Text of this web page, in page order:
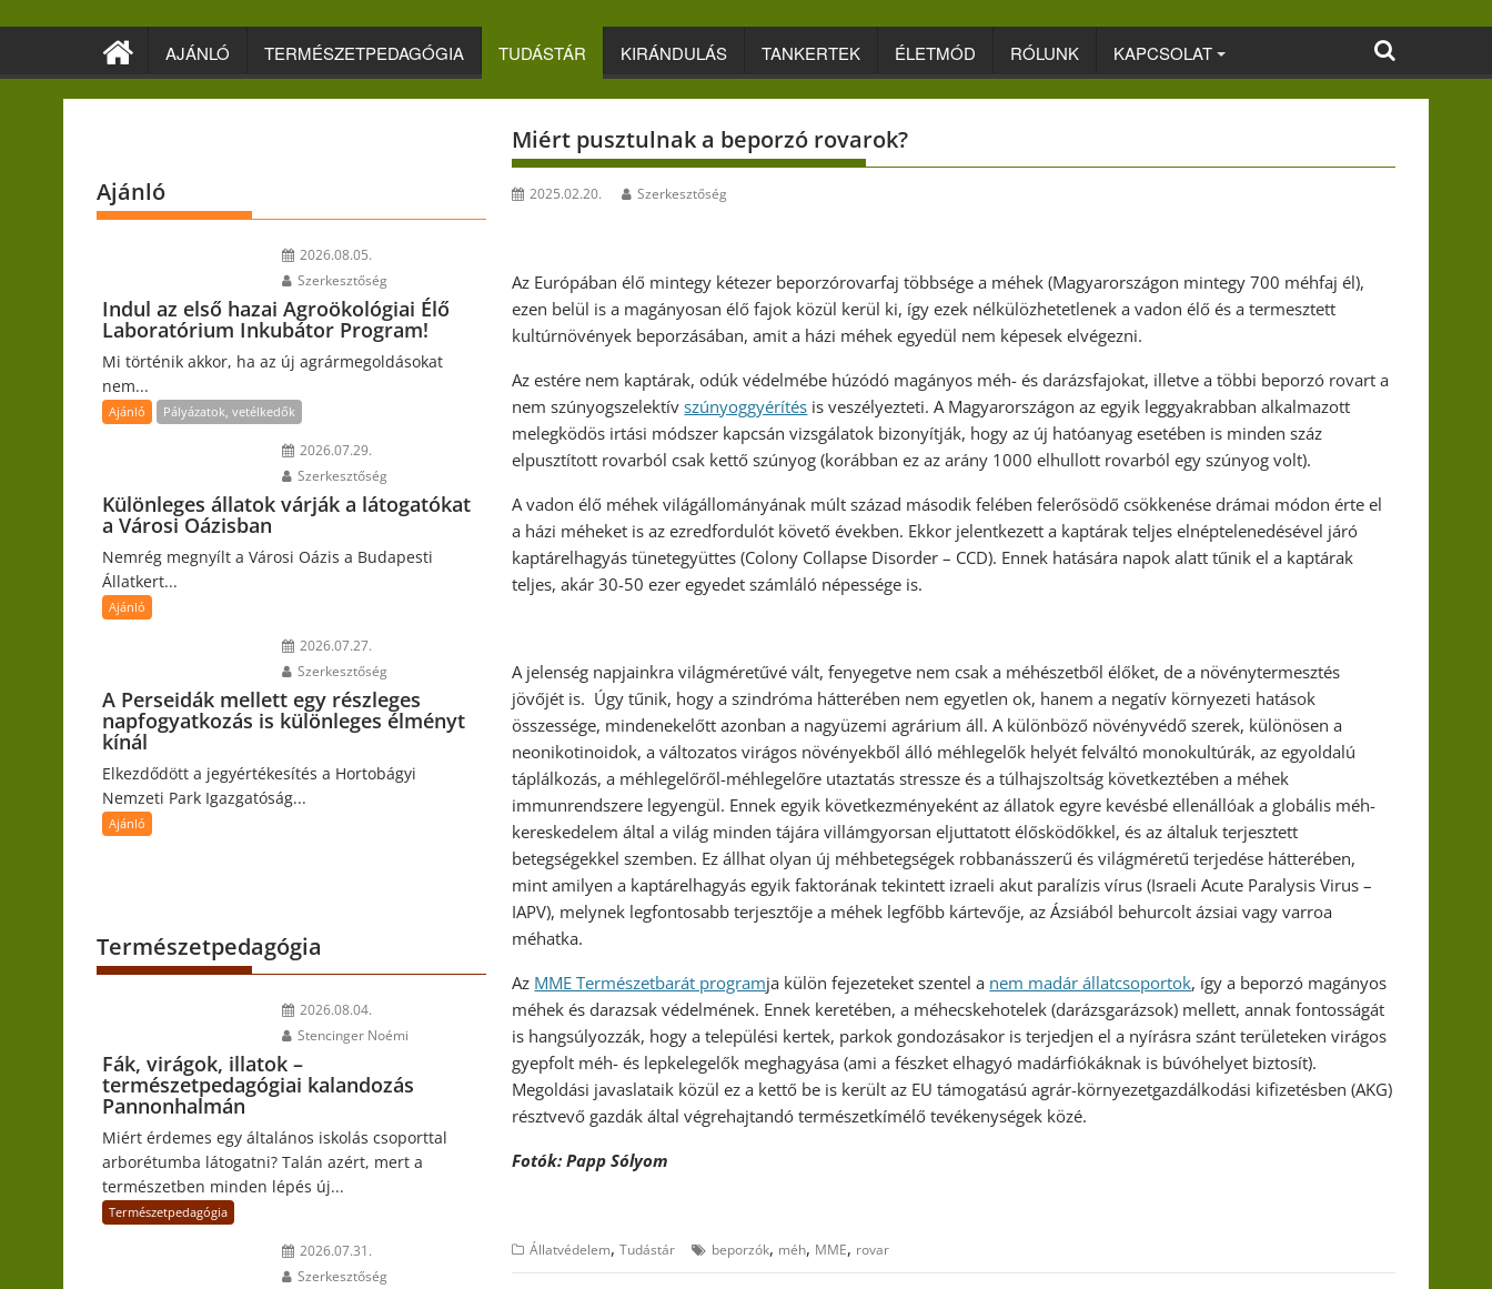
AJÁNLÓ TERMÉSZETPEDAGÓGIA TUDÁSTÁR KIRÁNDULÁS TANKERTEK ÉLETMÓD RÓLUNK KAPCSOLAT
Miért pusztulnak a beporzó rovarok?
2025.02.20. Szerkesztőség
Az Európában élő mintegy kétezer beporzórovarfaj többsége a méhek (Magyarországon mintegy 700 méhfaj él),
ezen belül is a magányosan élő fajok közül kerül ki, így ezek nélkülözhetetlenek a vadon élő és a termesztett
kultúrnövények beporzásában, amit a házi méhek egyedül nem képesek elvégezni.
Az estére nem kaptárak, odúk védelmébe húzódó magányos méh- és darázsfajokat, illetve a többi beporzó rovart a
nem szúnyogszelektívszúnyoggyérítés is veszélyezteti. A Magyarországon az egyik leggyakrabban alkalmazott
melegködös irtási módszer kapcsán vizsgálatok bizonyítják, hogy az új hatóanyag esetében is minden száz
elpusztított rovarból csak kettő szúnyog (korábban ez az arány 1000 elhullott rovarból egy szúnyog volt).
A vadon élő méhek világállományának múlt század második felében felerősödő csökkenése drámai módon érte el
a házi méheket is az ezredfordulót követő években. Ekkor jelentkezett a kaptárak teljes elnéptelenedésével járó
kaptárelhagyás tünetegyüttes (Colony Collapse Disorder – CCD). Ennek hatására napok alatt tűnik el a kaptárak
teljes, akár 30-50 ezer egyedet számláló népessége is.
A jelenség napjainkra világméretűvé vált, fenyegetve nem csak a méhészetből élőket, de a növénytermesztés
jövőjét is. Úgy tűnik, hogy a szindróma hátterében nem egyetlen ok, hanem a negatív környezeti hatások
összessége, mindenekelőtt azonban a nagyüzemi agrárium áll. A különböző növényvédő szerek, különösen a
neonikotinoidok, a változatos virágos növényekből álló méhlegelők helyét felváltó monokultúrák, az egyoldalú
táplálkozás, a méhlegelőről-méhlegelőre utaztatás stressze és a túlhajszoltság következtében a méhek
immunrendszere legyengül. Ennek egyik következményeként az állatok egyre kevésbé ellenállóak a globális méh-
kereskedelem által a világ minden tájára villámgyorsan eljuttatott élősködőkkel, és az általuk terjesztett
betegségekkel szemben. Ez állhat olyan új méhbetegségek robbanásszerű és világméretű terjedése hátterében,
mint amilyen a kaptárelhagyás egyik faktorának tekintett izraeli akut paralízis vírus (Israeli Acute Paralysis Virus –
IAPV), melynek legfontosabb terjesztője a méhek legfőbb kártevője, az Ázsiából behurcolt ázsiai vagy varroa
méhatka.
Az MME Természetbarát programja külön fejezeteket szentel a nem madár állatcsoportok, így a beporzó magányos
méhek és darazsak védelmének. Ennek keretében, a méhecskehotelek (darázsgarázsok) mellett, annak fontosságát
is hangsúlyozzák, hogy a települési kertek, parkok gondozásakor is terjedjen el a nyírásra szánt területeken virágos
gyepfolt méh- és lepkelegelők meghagyása (ami a fészket elhagyó madárfiókáknak is búvóhelyet biztosít).
Megoldási javaslataik közül ez a kettő be is került az EU támogatású agrár-környezetgazdálkodási kifizetésben (AKG)
résztvevő gazdák által végrehajtandó természetkímélő tevékenységek közé.
Fotók: Papp Sólyom
Állatvédelem,Tudástár beporzók, méh, MME, rovar
Ajánló
2026.08.05.
Szerkesztőség
Indul az első hazai Agroökológiai Élő
Laboratórium Inkubátor Program!
Mi történik akkor, ha az új agrármegoldásokat
nem...
Ajánló Pályázatok, vetélkedők
2026.07.29.
Szerkesztőség
Különleges állatok várják a látogatókat
a Városi Oázisban
Nemrég megnyílt a Városi Oázis a Budapesti
Állatkert...
Ajánló
2026.07.27.
Szerkesztőség
A Perseidák mellett egy részleges
napfogyatkozás is különleges élményt
kínál
Elkezdődött a jegyértékesítés a Hortobágyi
Nemzeti Park Igazgatóság...
Ajánló
Természetpedagógia
2026.08.04.
Stencinger Noémi
Fák, virágok, illatok –
természetpedagógiai kalandozás
Pannonhalmán
Miért érdemes egy általános iskolás csoporttal
arborétumba látogatni? Talán azért, mert a
természetben minden lépés új...
Természetpedagógia
2026.07.31.
Szerkesztőség